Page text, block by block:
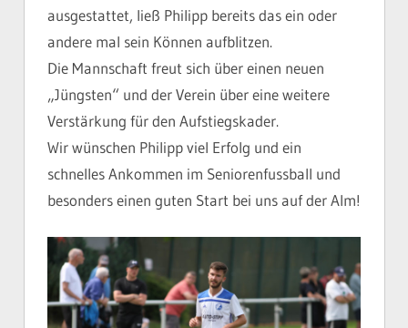
ausgestattet, ließ Philipp bereits das ein oder
andere mal sein Können aufblitzen.
Die Mannschaft freut sich über einen neuen
„Jüngsten“ und der Verein über eine weitere
Verstärkung für den Aufstiegskader.
Wir wünschen Philipp viel Erfolg und ein
schnelles Ankommen im Seniorenfussball und
besonders einen guten Start bei uns auf der Alm!